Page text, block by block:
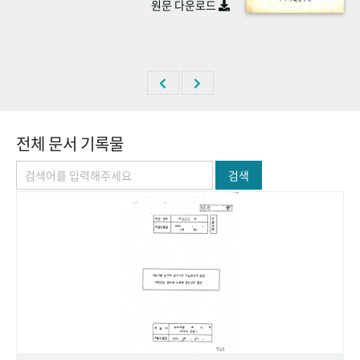
숫자로 보는 50년 50+1주년 광장
원문 다운로드
전체 문서 기록물
검색